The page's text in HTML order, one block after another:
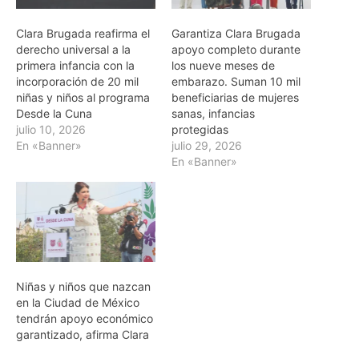
Clara Brugada reafirma el
derecho universal a la
primera infancia con la
incorporación de 20 mil
niñas y niños al programa
Desde la Cuna
julio 10, 2026
En «Banner»
Garantiza Clara Brugada
apoyo completo durante
los nueve meses de
embarazo. Suman 10 mil
beneficiarias de mujeres
sanas, infancias
protegidas
julio 29, 2026
En «Banner»
Niñas y niños que nazcan
en la Ciudad de México
tendrán apoyo económico
garantizado, afirma Clara